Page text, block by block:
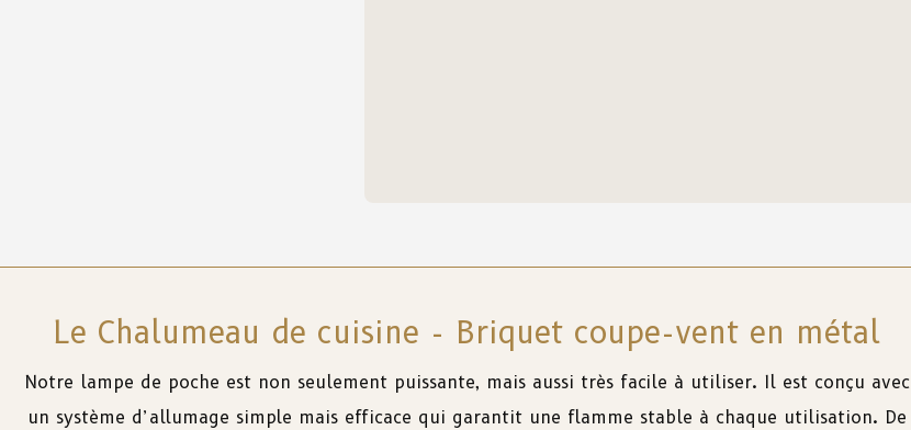
Le Chalumeau de cuisine - Briquet coupe-vent en métal
Notre lampe de poche est non seulement puissante, mais aussi très facile à utiliser. Il est conçu avec
un système d’allumage simple mais efficace qui garantitune flamme stable à chaque utilisation. De